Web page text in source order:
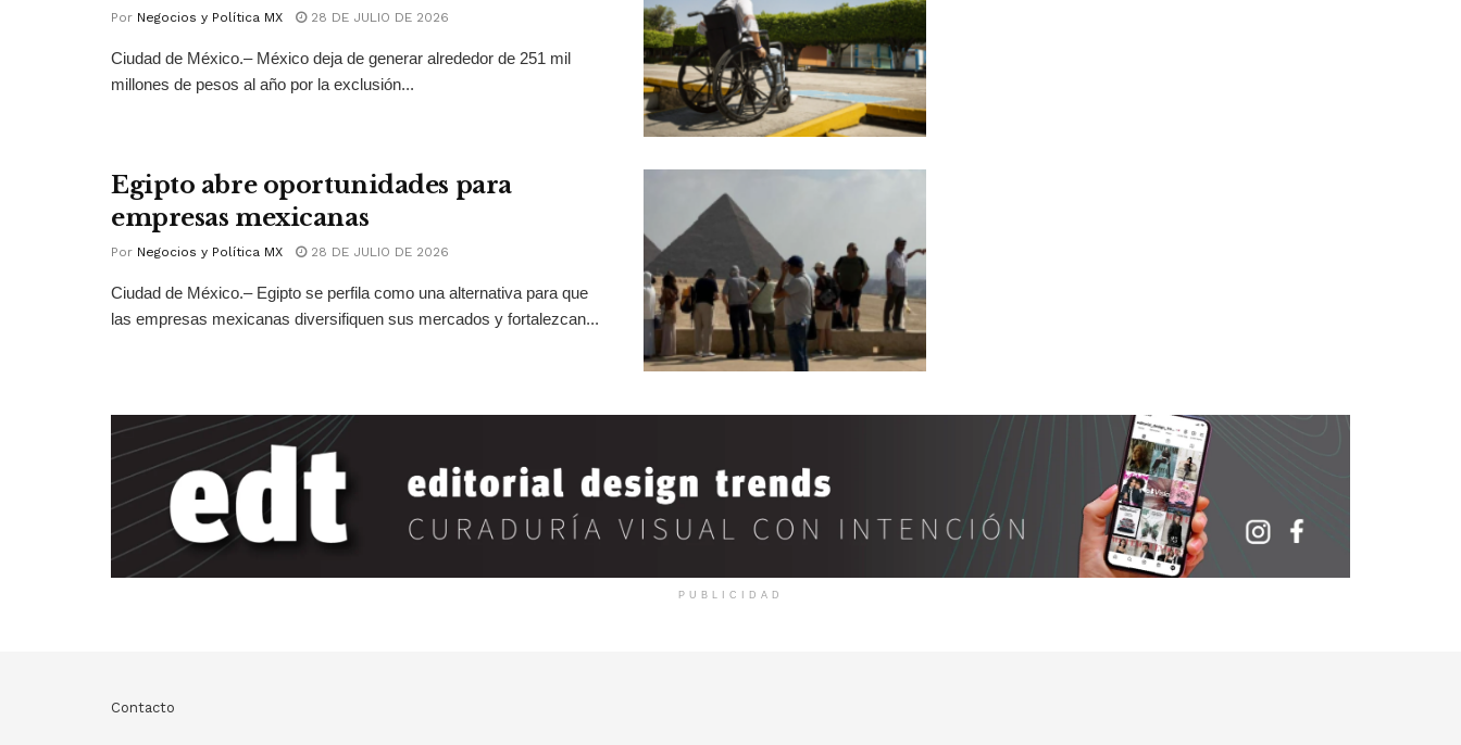
Por Negocios y Política MX 28 DE JULIO DE 2026
Ciudad de México.– México deja de generar alrededor de 251 mil
millones de pesos al año por la exclusión...
Egipto abre oportunidades para
empresas mexicanas
Por Negocios y Política MX 28 DE JULIO DE 2026
Ciudad de México.– Egipto se perfila como una alternativa para que
las empresas mexicanas diversifiquen sus mercados y fortalezcan...
PUBLICIDAD
Contacto